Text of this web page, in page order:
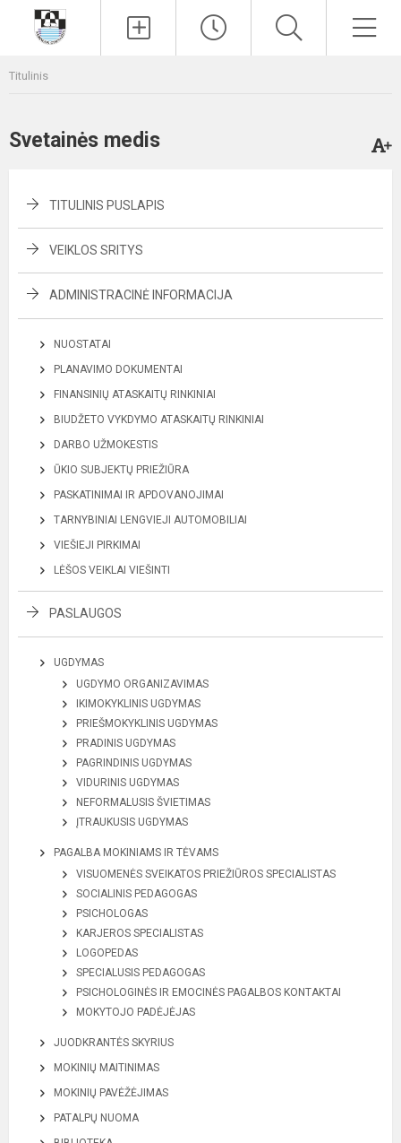
Titulinis
Svetainės medis
TITULINIS PUSLAPIS
VEIKLOS SRITYS
ADMINISTRACINĖ INFORMACIJA
NUOSTATAI
PLANAVIMO DOKUMENTAI
FINANSINIŲ ATASKAITŲ RINKINIAI
BIUDŽETO VYKDYMO ATASKAITŲ RINKINIAI
DARBO UŽMOKESTIS
ŪKIO SUBJEKTŲ PRIEŽIŪRA
PASKATINIMAI IR APDOVANOJIMAI
TARNYBINIAI LENGVIEJI AUTOMOBILIAI
VIEŠIEJI PIRKIMAI
LĖŠOS VEIKLAI VIEŠINTI
PASLAUGOS
UGDYMAS
UGDYMO ORGANIZAVIMAS
IKIMOKYKLINIS UGDYMAS
PRIEŠMOKYKLINIS UGDYMAS
PRADINIS UGDYMAS
PAGRINDINIS UGDYMAS
VIDURINIS UGDYMAS
NEFORMALUSIS ŠVIETIMAS
ĮTRAUKUSIS UGDYMAS
PAGALBA MOKINIAMS IR TĖVAMS
VISUOMENĖS SVEIKATOS PRIEŽIŪROS SPECIALISTAS
SOCIALINIS PEDAGOGAS
PSICHOLOGAS
KARJEROS SPECIALISTAS
LOGOPEDAS
SPECIALUSIS PEDAGOGAS
PSICHOLOGINĖS IR EMOCINĖS PAGALBOS KONTAKTAI
MOKYTOJO PADĖJĖJAS
JUODKRANTĖS SKYRIUS
MOKINIŲ MAITINIMAS
MOKINIŲ PAVĖŽĖJIMAS
PATALPŲ NUOMA